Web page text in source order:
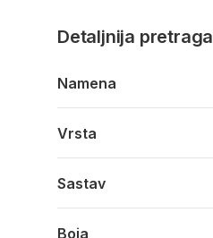
Detaljnija pretraga
Namena
Vrsta
Sastav
Boja